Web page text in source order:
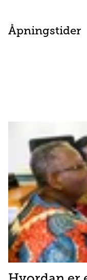
Åpningstider